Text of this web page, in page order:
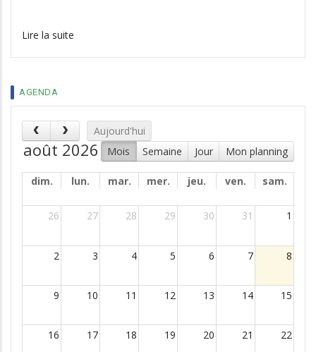
Lire la suite
AGENDA
Aujourd'hui
Mois
Semaine Jour Mon planning
août 2026
dim. lun. mar. mer. jeu. ven. sam.
26 27 28 29 30 31 1
2 3 4 5 6 7 8
9 10 11 12 13 14 15
16 17 18 19 20 21 22